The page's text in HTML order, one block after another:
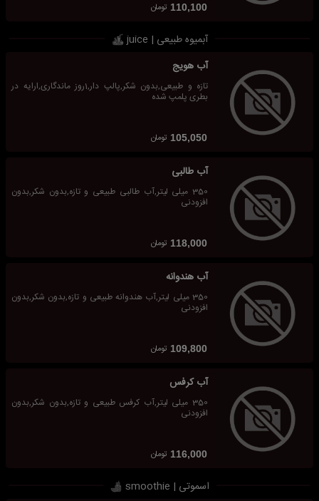
110,100 تومان
آبمیوه طبیعی | juice
آب هویج
تازه و طبیعی,بدون شکر,پالپ دار,1روز ماندگاری,ارایه در
بطری پلمپ شده
105,050 تومان
آب طالبی
350 میلی لیتر,آب طالبی طبیعی و تازه,بدون شکر,بدون
افزودنی
118,000 تومان
آب هندوانه
350 میلی لیتر,آب هندوانه طبیعی و تازه,بدون شکر,بدون
افزودنی
109,800 تومان
آب کرفس
350 میلی لیتر,آب کرفس طبیعی و تازه,بدون شکر,بدون
افزودنی
116,000 تومان
اسموتی | smoothie